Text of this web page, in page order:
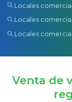
Locales
Locales
Locales
Venta de